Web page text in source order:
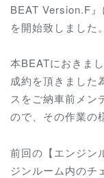
BEAT Version.F
を開始致しました。
本BEATにおきま
成約を頂きました
スをご納車前メン
ので、その作業の
前回の【エンジン
ジンルーム内のチ